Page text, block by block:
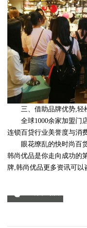
三、借助品牌优势,轻
全球1000余家加盟门店
连锁百贷行业美誉度与消
眼花缭乱的快时尚百货
韩尚优品是你走向成功的
牌,韩尚优品更多资讯可以